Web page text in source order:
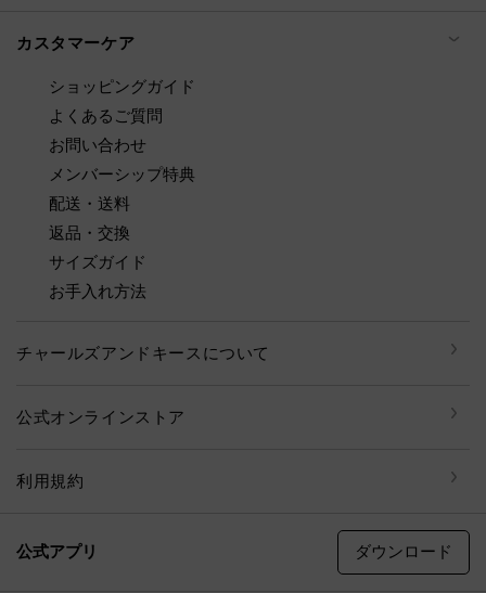
カスタマーケア
ショッピングガイド
よくあるご質問
お問い合わせ
メンバーシップ特典
配送・送料
返品・交換
サイズガイド
お手入れ方法
チャールズアンドキースについて
公式オンラインストア
利用規約
公式アプリ ダウンロード